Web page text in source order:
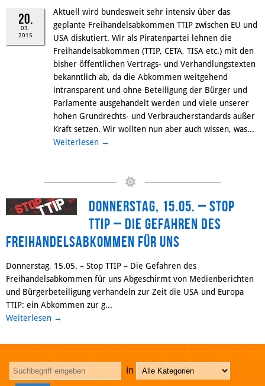
20.
03.
2015
Aktuell wird bundesweit sehr intensiv über das
geplante Freihandelsabkommen TTIP zwischen EU und
USA diskutiert. Wir als Piratenpartei lehnen die
Freihandelsabkommen (TTIP, CETA, TISA etc.) mit den
bisher öffentlichen Vertrags- und Verhandlungstexten
bekanntlich ab, da die Abkommen weitgehend
intransparent und ohne Beteiligung der Bürger und
Parlamente ausgehandelt werden und viele unserer
hohen Grundrechts- und Verbraucherstandards außer
Kraft setzen. Wir wollten nun aber auch wissen, was...
Weiterlesen →
Donnerstag, 15.05. – Stop
TTIP – Die Gefahren des
Freihandelsabkommen für uns
Donnerstag, 15.05. – Stop TTIP – Die Gefahren des
Freihandelsabkommen für uns Abgeschirmt von Medienberichten
und Bürgerbeteiligung verhandeln zur Zeit die USA und Europa
TTIP: ein Abkommen zur g...
Weiterlesen →
in